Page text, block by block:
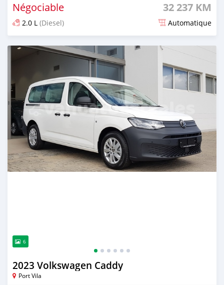
Négociable 32 237 KM
2.0 L (Diesel) Automatique
Publié il y a environ 2 ans
6
2023 Volkswagen Caddy
Port Vila